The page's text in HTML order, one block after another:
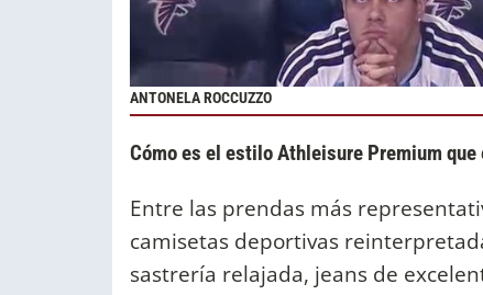
ANTONELA ROCCUZZO
Cómo es el estilo Athleisure Premium
Entre las prendas más
camisetas deportivas
sastrería relajada, jeans de